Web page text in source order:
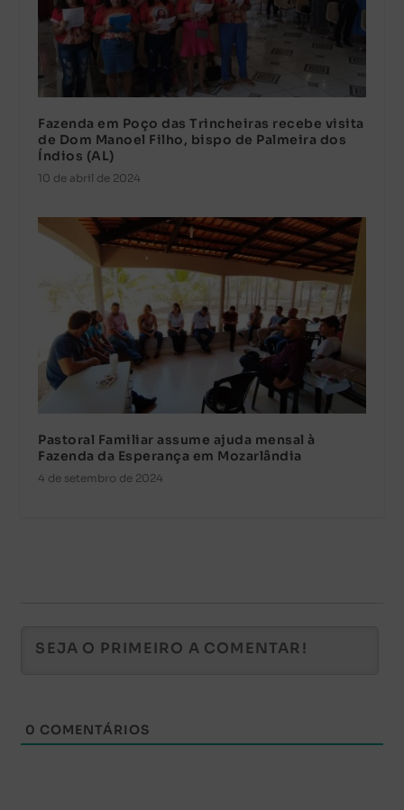
Fazenda em Poço das Trincheiras recebe visita
de Dom Manoel Filho, bispo de Palmeira dos
Índios (AL)
10 de abril de 2024
Pastoral Familiar assume ajuda mensal à
Fazenda da Esperança em Mozarlândia
4 de setembro de 2024
0 COMENTÁRIOS